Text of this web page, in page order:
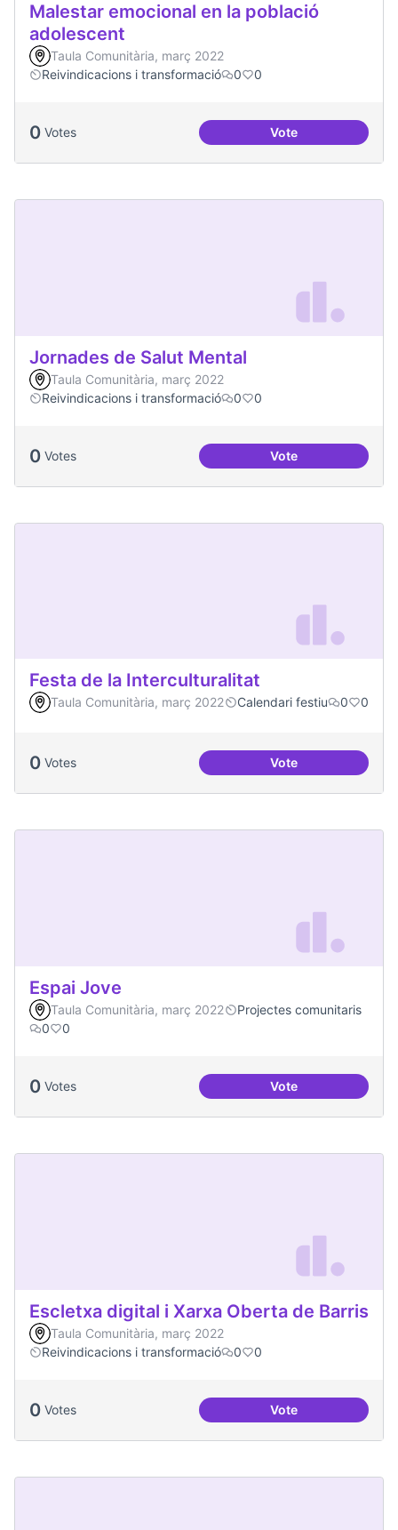
Malestar emocional en la població
adolescent
Taula Comunitària, març 2022
Reivindicacions i transformació
0 0
0 Votes VoteMalestar
Jornades de Salut Mental
Taula Comunitària, març 2022
Reivindicacions i transformació
0 0
0 Votes VoteJornades de Salut
Festa de la Interculturalitat
Taula Comunitària, març 2022 Calendari festiu 0 0
0 Votes VoteFesta de la
Espai Jove
Taula Comunitària, març 2022
Projectes comunitaris
0
0
0 Votes VoteEspai Jove
Escletxa digital i Xarxa Oberta de Barris
Taula Comunitària, març 2022
Reivindicacions i transformació
0 0
0 Votes VoteEscletxa digital i